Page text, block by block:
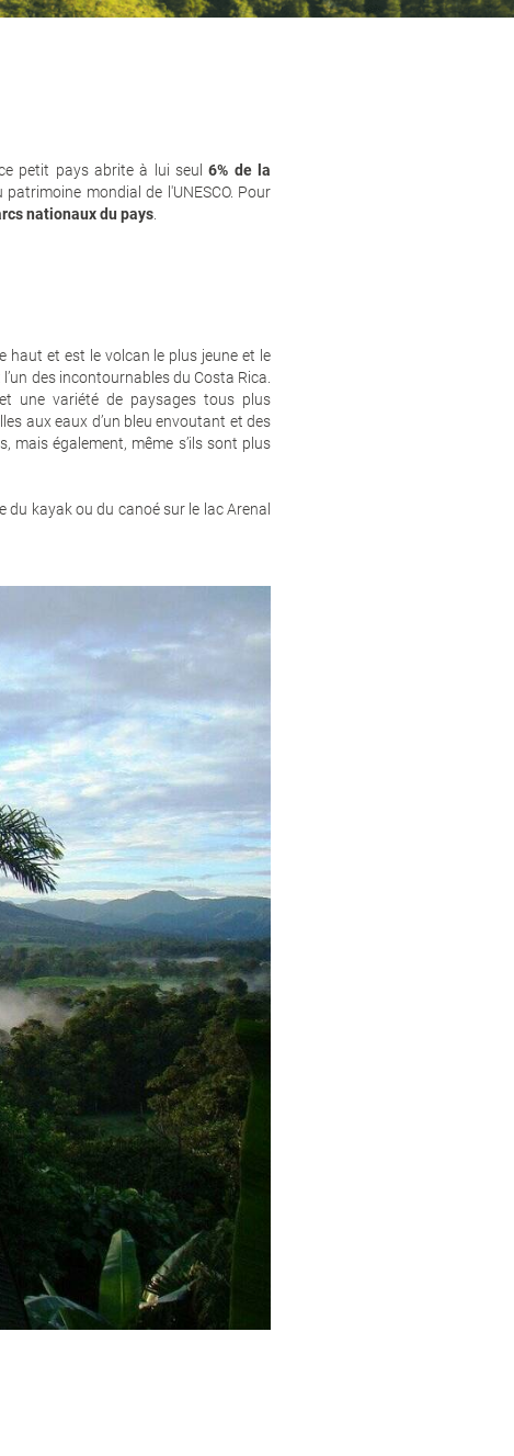
petit pays abrite à lui seul6% de la
mondial de l'UNESCO. Pour
nationaux du pays.
haut et est le volcan le plus jeune et le
des incontournables du Costa Rica.
une variété de paysages tous plus
aux eaux d’un bleu envoutant et des
mais également, même s’ils sont plus
kayak ou du canoé sur le lac Arenal